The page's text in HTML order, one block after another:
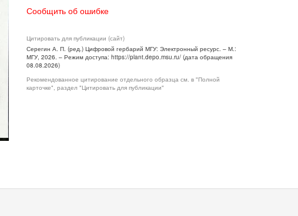
Сообщить об ошибке
Цитировать для публикации (сайт)
Серегин А. П. (ред.) Цифровой гербарий МГУ: Электронный ресурс. – М.:
МГУ, 2026. – Режим доступа: https://plant.depo.msu.ru/ (дата обращения
08.08.2026)
Рекомендованное цитирование отдельного образца см. в "Полной
карточке", раздел "Цитировать для публикации"